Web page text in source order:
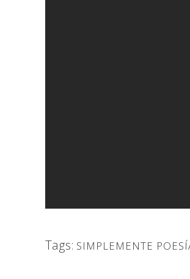
Tags: SIMPLEMENTE